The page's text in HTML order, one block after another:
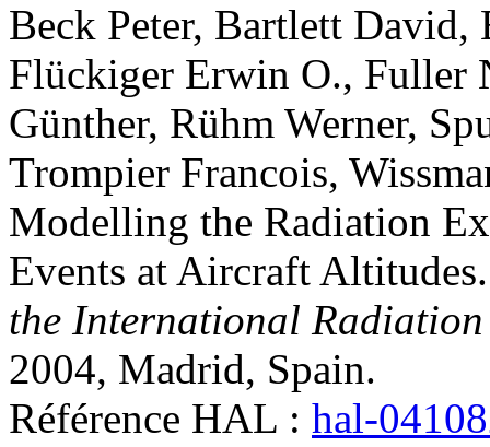
Beck Peter, Bartlett David,
Flückiger Erwin O., Fuller
Günther, Rühm Werner,
Trompier Francois,
Modelling the Radiation
Events at Aircraft Altitudes
the International
2004, Madrid, Spain.
Référence HAL : hal-